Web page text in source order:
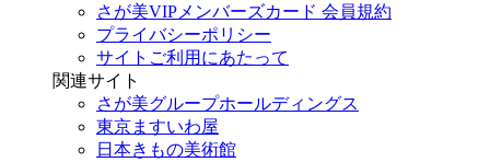
さが美VIPメンバーズカード 会員規約
プライバシーポリシー
サイトご利用にあたって
関連サイト
さが美グループホールディングス
東京ますいわ屋
日本きもの美術館